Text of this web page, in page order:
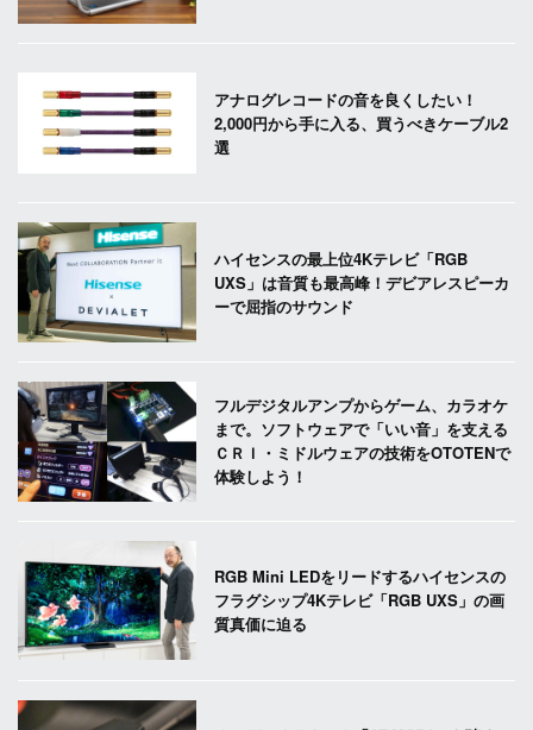
アナログレコードの音を良くしたい！
2,000円から手に入る、買うべきケーブル2
選
ハイセンスの最上位4Kテレビ「RGB
UXS」は音質も最高峰！デビアレスピーカ
ーで屈指のサウンド
フルデジタルアンプからゲーム、カラオケ
まで。ソフトウェアで「いい音」を支える
ＣＲＩ・ミドルウェアの技術をOTOTENで
体験しよう！
RGB Mini LEDをリードするハイセンスの
フラグシップ4Kテレビ「RGB UXS」の画
質真価に迫る